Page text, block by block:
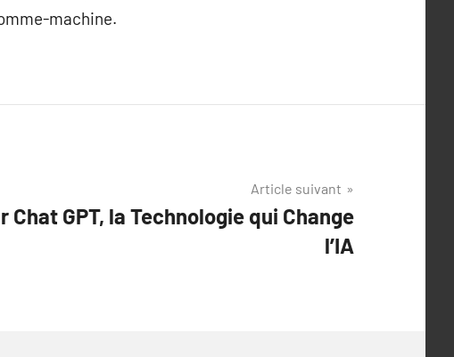
machine.
Article suivant
Chat GPT, la Technologie qui Change
l’IA